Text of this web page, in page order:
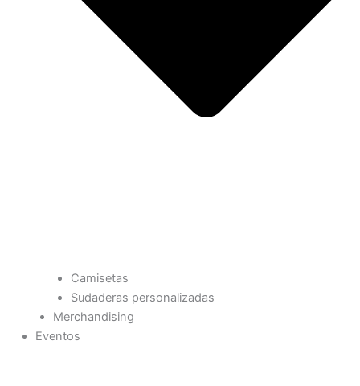
Camisetas
Sudaderas personalizadas
Merchandising
Eventos